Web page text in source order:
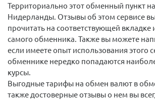
Территориально этот обменный пункт
Нидерланды. Отзывы об этом сервисе
прочитать на соответствующей вкладке
самого обменника. Также вы можете
если имеете опыт использования этого
обменнике нередко попадаются
курсы.
Выгодные тарифы на обмен валют в
также достоверные отзывы о нем вы